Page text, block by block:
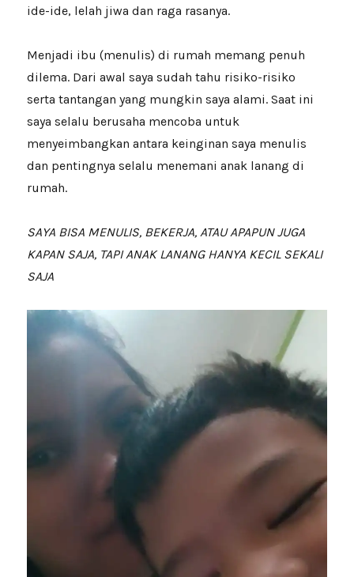
ide-ide, lelah jiwa dan raga rasanya.
Menjadi ibu (menulis) di rumah memang penuh
dilema. Dari awal saya sudah tahu risiko-risiko
serta tantangan yang mungkin saya alami. Saat ini
saya selalu berusaha mencoba untuk
menyeimbangkan antara keinginan saya menulis
dan pentingnya selalu menemani anak lanang di
rumah.
SAYA BISA MENULIS, BEKERJA, ATAU APAPUN JUGA
KAPAN SAJA, TAPI ANAK LANANG HANYA KECIL SEKALI
SAJA